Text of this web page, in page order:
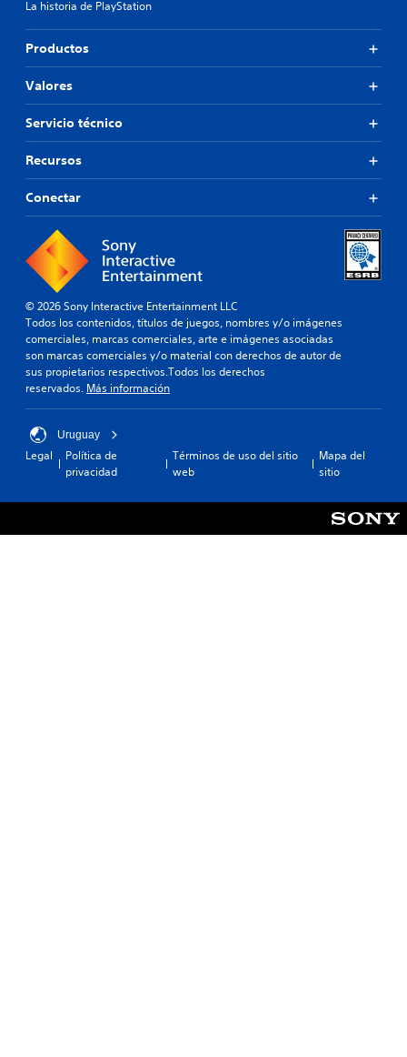
La historia de PlayStation
Productos
Valores
Servicio técnico
Recursos
Conectar
© 2026 Sony Interactive Entertainment LLC
Todos los contenidos, títulos de juegos, nombres y/o imágenes
comerciales, marcas comerciales, arte e imágenes asociadas
son marcas comerciales y/o material con derechos de autor de
sus propietarios respectivos.Todos los derechos
reservados. Más información
Uruguay
Legal
Política de
privacidad
Términos de uso del sitio
web
Mapa del
sitio